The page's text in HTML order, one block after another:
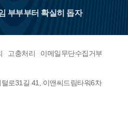
부부부터 확실히 돕자
고충처리 이메일무단수집거부
로31길 41, 이앤씨드림타워6차